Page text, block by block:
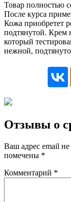
Товар полностью
После курса
Кожа приобретет
подтянутой. Крем
который
нежной,
Отзывы о
Ваш адрес email не
помечены *
Комментарий *